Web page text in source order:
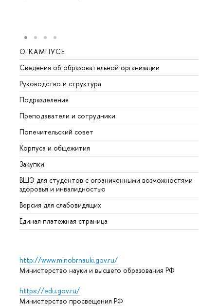
О КАМПУСЕ
Сведения об образовательной организации
Руководство и структура
Подразделения
Преподаватели и сотрудники
Попечительский совет
Корпуса и общежития
Закупки
ВШЭ для студентов с ограниченными возможностями
здоровья и инвалидностью
Версия для слабовидящих
Единая платежная страница
http://www.minobrnauki.gov.ru/
Министерство науки и высшего образования РФ
https://edu.gov.ru/
Министерство просвещения РФ